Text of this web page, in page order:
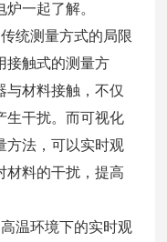
一起了解。
统测量方式的局限
接触式的测量方
与材料接触，不仅
生干扰。而可视化
方法，可以实时观
材料的干扰，提高
温环境下的实时观